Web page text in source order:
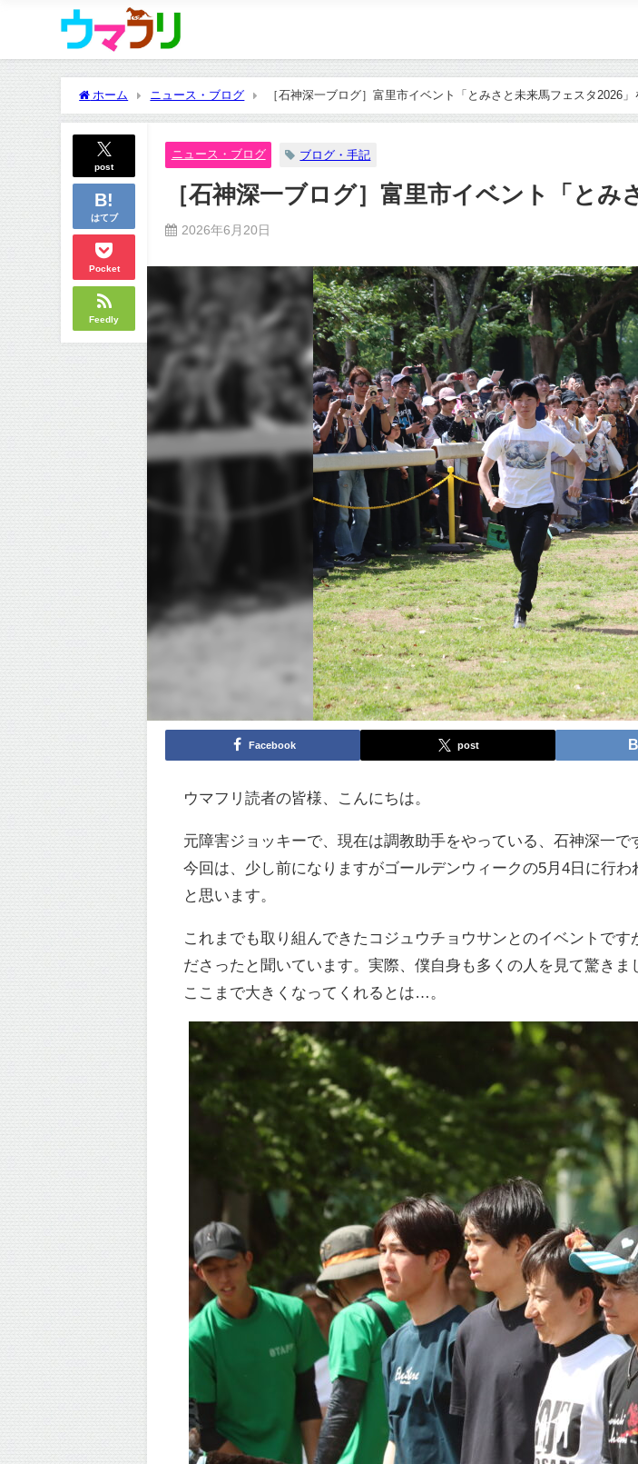
ホーム ニュース・ブログ ［石神深一ブログ］富里市イベント「とみさと未来馬フェスタ2026」
post
はてブ
Pocket
Feedly
ニュース・ブログ ブログ・手記
［石神深一ブログ］富里市イベント「と
2026年6月20日
Facebook post
ウマフリ読者の皆様、こんにちは。
元障害ジョッキーで、現在は調教助手をやっている、石神深一で
今回は、少し前になりますがゴールデンウィークの5月4日に行
と思います。
これまでも取り組んできたコジュウチョウサンとのイベントで
ださったと聞いています。実際、僕自身も多くの人を見て驚き
ここまで大きくなってくれるとは…。